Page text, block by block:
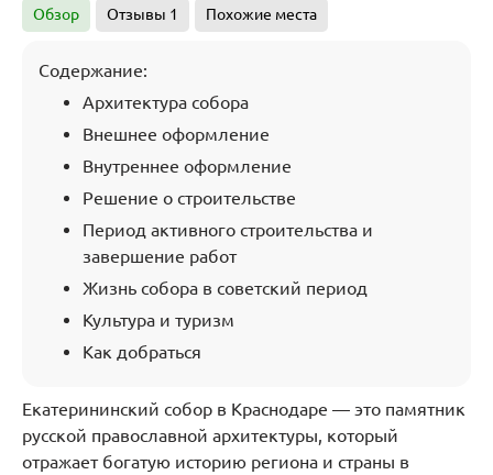
Обзор Отзывы 1 Похожие места
Содержание:
Архитектура собора
Внешнее оформление
Внутреннее оформление
Решение о строительстве
Период активного строительства и
завершение работ
Жизнь собора в советский период
Культура и туризм
Как добраться
Екатерининский собор в Краснодаре — это памятник
русской православной архитектуры, который
отражает богатую историю региона и страны в